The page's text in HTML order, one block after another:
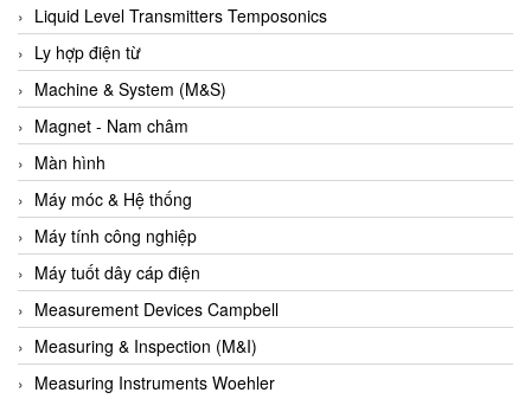
B&C Electronics
B&R
Babcok wilcox
Baelz Automatic Vietnam
Bahr Modultechnik Vietnam
Balluff
BamBo Vietnam
Barel Vietnam
Barksdale
Bartec
Basco
Liquid Level Transmitters Temposonics
Ly hợp điện từ
Machine & System (M&S)
Magnet - Nam châm
Màn hình
Máy móc & Hệ thống
Máy tính công nghiệp
Máy tuốt dây cáp điện
Measurement Devices Campbell
Measuring & Inspection (M&I)
Measuring Instruments Woehler